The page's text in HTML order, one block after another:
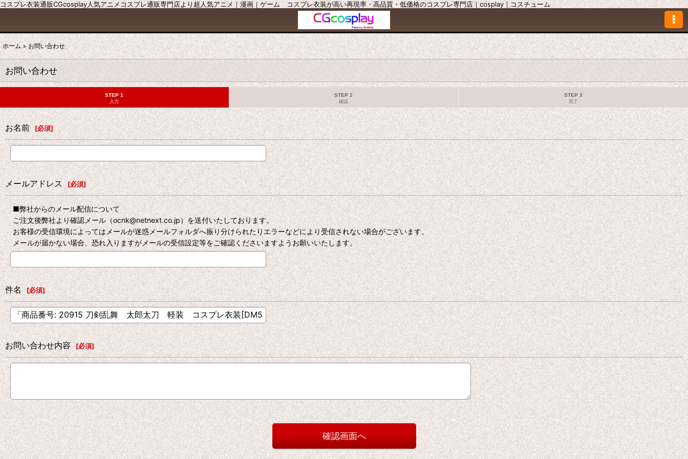
コスプレ衣装通販CGcosplay人気アニメコスプレ通販専門店より超人気アニメ｜漫画｜ゲーム コスプレ衣装が高い再現率・高品質・低価格のコスプレ専門店｜cosplay｜コスチューム
ホーム > お問い合わせ
お問い合わせ
STEP 1
入力
STEP 2
確認
STEP 3
完了
お名前 [必須]
メールアドレス [必須]
■弊社からのメール配信について
ご注文後弊社より確認メール（ocnk@netnext.co.jp）を送付いたしております。
お客様の受信環境によってはメールが迷惑メールフォルダへ振り分けられたりエラーなどにより受信されない場合がございます。
メールが届かない場合、恐れ入りますがメールの受信設定等をご確認くださいますようお願いいたします。
件名 [必須]
お問い合わせ内容 [必須]
確認画面へ